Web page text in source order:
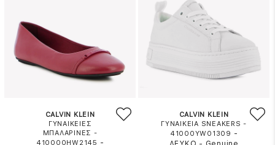
CALVIN KLEIN
ΓΥΝΑΙΚΕΙΕΣ
ΜΠΑΛΑΡΙΝΕΣ -
410000HW2145 -
CALVIN KLEIN
ΓΥΝΑΙΚΕΙΑ SNEAKERS -
41000YW01309 -